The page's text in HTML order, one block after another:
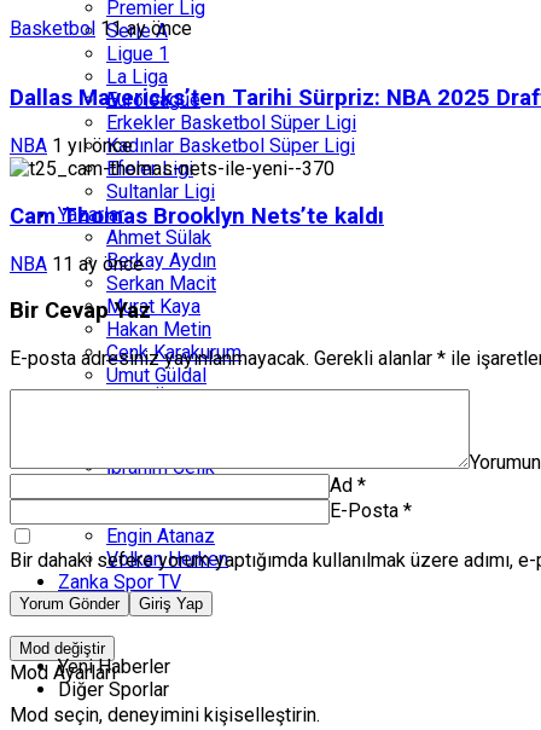
Premier Lig
Serie A
Ligue 1
La Liga
Euroleague
Erkekler Basketbol Süper Ligi
Kadınlar Basketbol Süper Ligi
Efeler Ligi
Sultanlar Ligi
Yazarlar
Ahmet Sülak
Berkay Aydın
Serkan Macit
Murat Kaya
Hakan Metin
Cenk Karakurum
Umut Güldal
Onay Özakın
İbrahim Çelik
Engin Atanaz
Volkan Herken
Zanka Spor TV
Künye
Mod değiştir
Mod Ayarları
Mod seçin, deneyimini kişiselleştirin.
Basketbol 11 ay önce
Dallas Mavericks’ten Tarihi Sürpriz: NBA 2025
NBA 1 yıl önce
Cam Thomas Brooklyn Nets’te kaldı
NBA 11 ay önce
Bir Cevap Yaz
E-posta adresiniz yayınlanmayacak. Gerekli alanlar * ile
Ad *
E-Posta *
Bir dahaki sefere yorum yaptığımda kullanılmak üzere
Yorum Gönder Giriş Yap
Yeni Haberler
Diğer Sporlar